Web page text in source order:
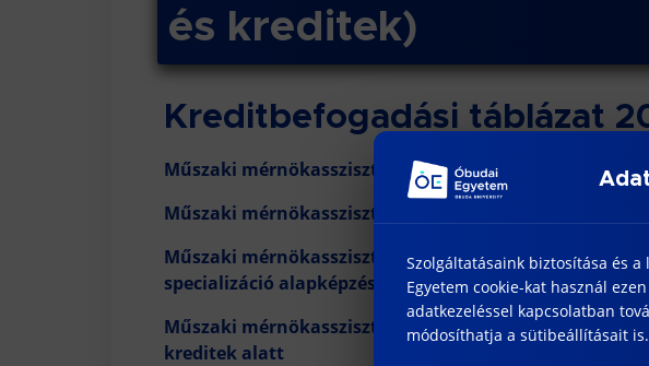
és kreditek)
Kreditbefogadási táblázat
Műszaki mérnökasszisztens képzésből gépészmérnök
Műszaki mérnökasszisztens képzésből
Műszaki mérnökasszisztens képzésből könnyűipari
specializáció alapképzésbe beszámítható kreditek
Műszaki mérnökasszisztens képzésből könnyűipari
kreditek alatt
Szolgáltatásaink biztosítása és
Egyetem cookie-kat használ
adatkezeléssel kapcsolatban
módosíthatja a sütibeállításait is.